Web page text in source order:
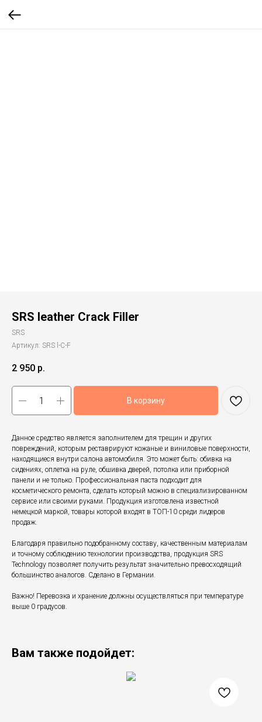
SRS leather Crack Filler
SRS
Артикул: SRS l-C-F
2 950 р.
В корзину
Данное средство является заполнителем для трещин и других
повреждений, которым реставрируют кожаные и виниловые поверхности,
находящиеся внутри салона автомобиля. Это может быть: обивка на
сидениях, оплетка на руле, обшивка дверей, потолка или приборной
панели и не только. Профессиональная паста подходит для
косметического ремонта, сделать который можно в специализированном
сервисе или своими руками. Продукция изготовлена известной
немецкой маркой, товары которой входят в ТОП-10 среди лидеров
продаж.
Благодаря правильно подобранному составу, качественным материалам
и точному соблюдению технологии производства, продукция SRS
Technology позволяет получить результат значительно превосходящий
большинство аналогов. Сделано в Германии.
Важно! Перевозка и хранение должны осуществляться при температуре
выше 0 градусов.
Вам также подойдет: